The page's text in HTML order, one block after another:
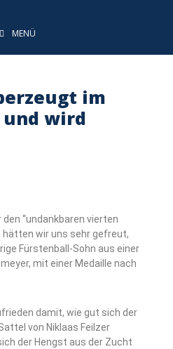
MENÜ
im
und wird
“undankbaren vierten
hätten wir uns sehr gefreut,
Fürstenball-Sohn aus einer
mit einer Medaille nach
damit, wie gut sich der
von Niklaas Feilzer
der Hengst aus der Zucht